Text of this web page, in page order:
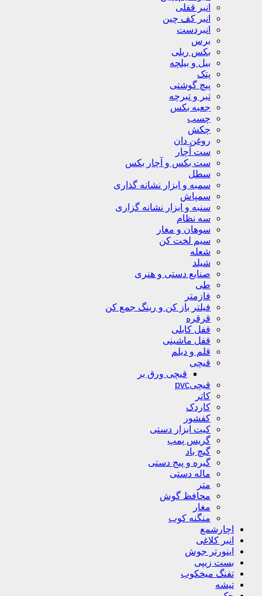
انبر قفلی
انبر کف چین
انبردست
برس
بکس ریلی
بیل و بیلچه
پتک
پیچ گوشتی
تبر و تبرچه
جعبه بکس
چسب
چکش
روغن دان
ست آچار
ست بکس و آچار بکس
سطل
سمبه و ابزار نشانه گذاری
سمپاش
سنبه و ابزار نشانه گزاری
سه نظام
سوهان و مغار
سیم لخت کن
شعله
شیلد
صنایع دستی و هنری
طی
فازمتر
فیلتر باز کن و رینگ جمع کن
قرقره
قفل کابلی
قفل ماشینی
قلم و دیلم
قیچی
قیچی ورق بر
قیچیpvc
کاتر
کاردک
کفشور
کیت ابزار دستی
گریس پمپ
گیچ باد
گیره و پیج دستی
ماله دستی
متر
محافظ گوش
مغار
منگنه کوب
اچارشمع
انبر کلاغی
اینورتر جوش
بست زیپی
تفنگ میخکوب
تیشه